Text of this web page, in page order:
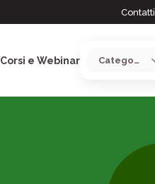
Contatti
Corsi e Webinar